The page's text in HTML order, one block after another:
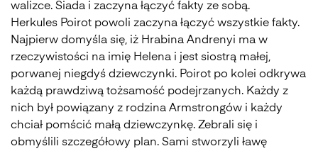
walizce. Siada i zaczyna łączyć fakty ze sobą.
Herkules Poirot powoli zaczyna łączyć wszystkie fakty.
Najpierw domyśla się, iż Hrabina Andrenyi ma w
rzeczywistości na imię Helena i jest siostrą małej,
porwanej niegdyś dziewczynki. Poirot po kolei odkrywa
każdą prawdziwą tożsamość podejrzanych. Każdy z
nich był powiązany z rodzina Armstrongów i każdy
chciał pomścić małą dziewczynkę. Zebrali się i
obmyślili szczegółowy plan. Sami stworzyli ławę